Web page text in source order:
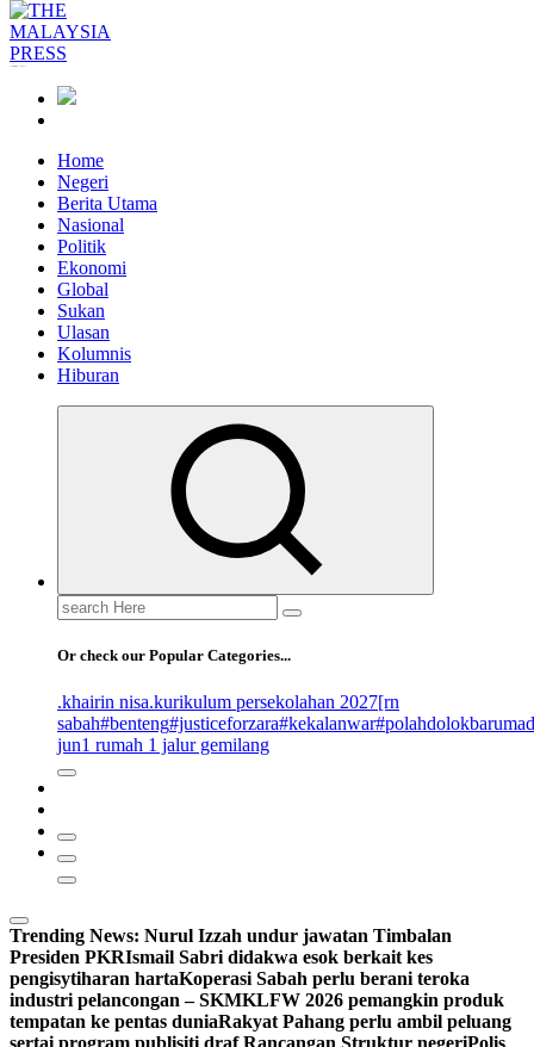
Home
Negeri
Berita Utama
Nasional
Politik
Ekonomi
Global
Sukan
Ulasan
Kolumnis
Hiburan
Search
for:
Or check our Popular Categories...
.khairin nisa.kurikulum persekolahan 2027[rn
sabah#benteng#justiceforzara#kekalanwar
jun1 rumah 1 jalur gemilang
Trending News: Nurul Izzah undur jawatan Timbalan
Presiden PKRIsmail Sabri didakwa esok berkait kes
pengisytiharan hartaKoperasi Sabah perlu berani teroka
industri pelancongan – SKMKLFW 2026 pemangkin produk
tempatan ke pentas duniaRakyat Pahang perlu ambil peluang